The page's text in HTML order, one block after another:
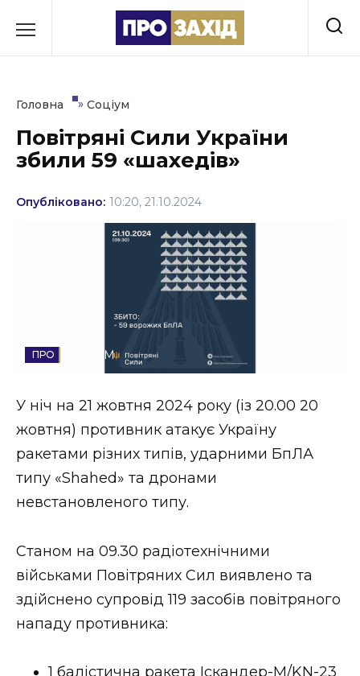
до
Культура
Освіта
Стиль життя
Втрачений Ужгород
Втрачений Ужгород (відеоверсія)
НОВИНИ ЗАХІДНОЇ УКРАЇНИ
ФОТО
Головна » Соціум
Повітряні Сили України
збили 59 «шахедів»
Опубліковано: 10:20, 21.10.2024
СОЦІУМ
У ніч на 21 жовтня 2024 року (із 20.00 20
жовтня) противник атакує Україну
ракетами різних типів, ударними БпЛА
типу «Shahed» та дронами
невстановленого типу.
Станом на 09.30 радіотехнічними
військами Повітряних Сил виявлено та
здійснено супровід 119 засобів повітряного
нападу противника:
1 балістична ракета Іскандер-М/KN-23